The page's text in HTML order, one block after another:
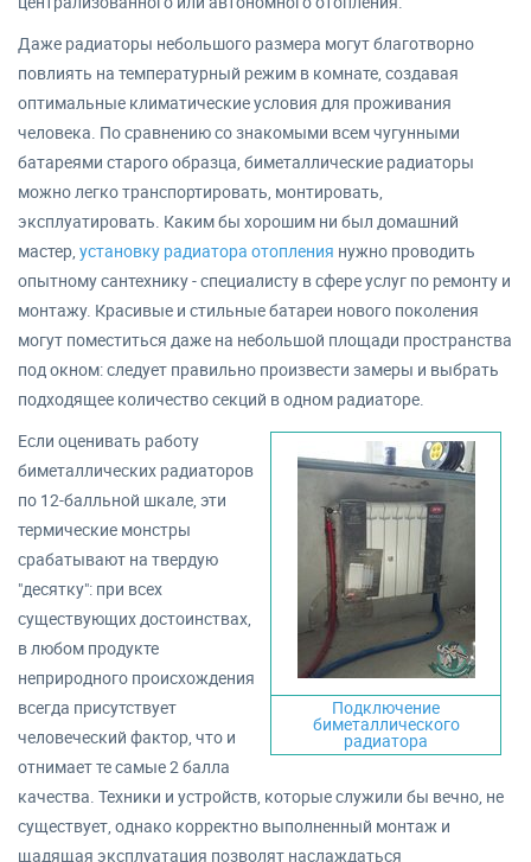
Даже радиаторы небольшого размера могут благотворно
повлиять на температурный режим в комнате, создавая
оптимальные климатические условия для проживания
человека. По сравнению со знакомыми всем чугунными
батареями старого образца, биметаллические радиаторы
можно легко транспортировать, монтировать,
эксплуатировать. Каким бы хорошим ни был домашний
мастер, установку радиатора отопления нужно проводить
опытному сантехнику - специалисту в сфере услуг по ремонту и
монтажу. Красивые и стильные батареи нового поколения
могут поместиться даже на небольшой площади пространства
под окном: следует правильно произвести замеры и выбрать
подходящее количество секций в одном радиаторе.
Подключение
биметаллического
радиатора
Если оценивать работу
биметаллических радиаторов
по 12-балльной шкале, эти
термические монстры
срабатывают на твердую
"десятку": при всех
существующих достоинствах,
в любом продукте
неприродного происхождения
всегда присутствует
человеческий фактор, что и
отнимает те самые 2 балла
качества. Техники и устройств, которые служили бы вечно, не
существует, однако корректно выполненный монтаж и
щадящая эксплуатация позволят наслаждаться